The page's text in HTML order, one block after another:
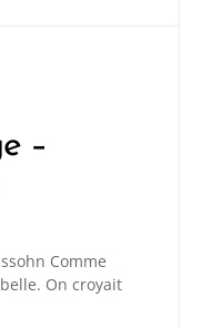
–
Comme
On croyait